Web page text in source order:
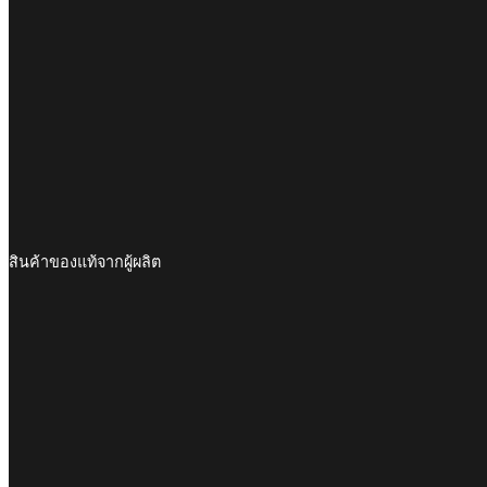
สินค้าของแท้จากผู้ผลิต